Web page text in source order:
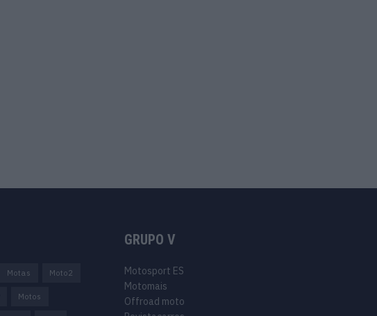
Motas Moto2
Motos
GRUPO V
Motosport ES
Motomais
Offroad moto